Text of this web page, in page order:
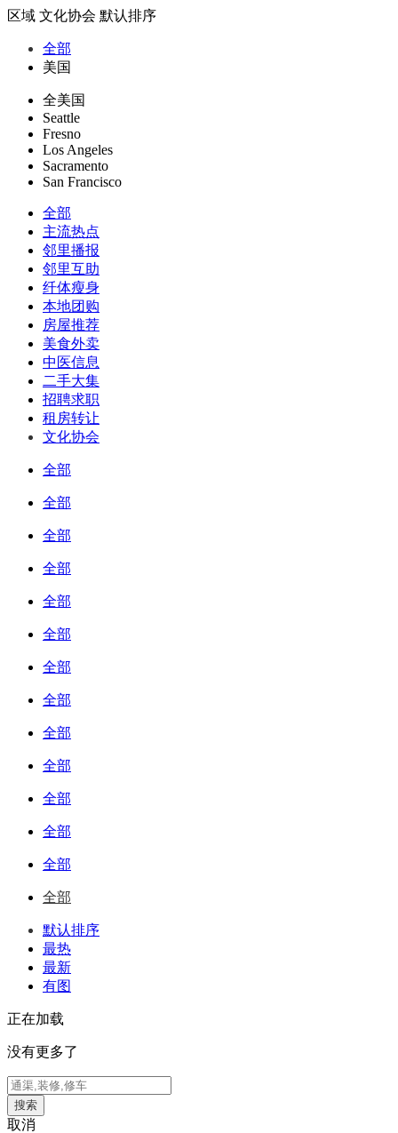
区域 文化协会 默认排序
全部
美国
全美国
Seattle
Fresno
Los Angeles
Sacramento
San Francisco
全部
主流热点
邻里播报
邻里互助
纤体瘦身
本地团购
房屋推荐
美食外卖
中医信息
二手大集
招聘求职
租房转让
文化协会
全部
全部
全部
全部
全部
全部
全部
全部
全部
全部
全部
全部
全部
全部
默认排序
最热
最新
有图
正在加载
没有更多了
搜索
取消